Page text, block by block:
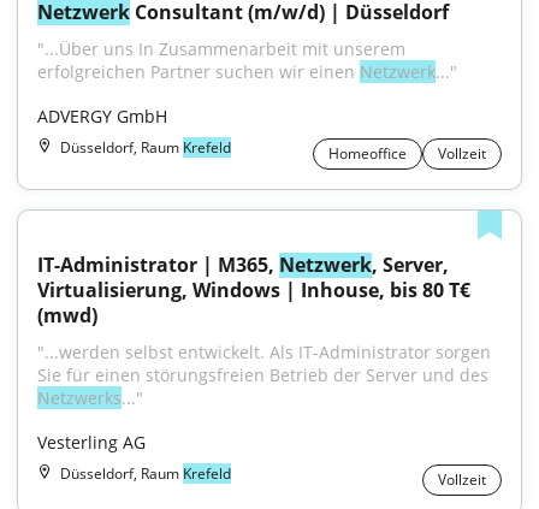
Netzwerk Consultant (m/w/d) | Düsseldorf
"...Über uns In Zusammenarbeit mit unserem
erfolgreichen Partner suchen wir einen Netzwerk..."
ADVERGY GmbH
Düsseldorf, Raum Krefeld Homeoffice Vollzeit
IT-Administrator | M365, Netzwerk, Server,
Virtualisierung, Windows | Inhouse, bis 80 T€
(mwd)
"...werden selbst entwickelt. Als IT-Administrator sorgen
Netzwerks..."
Vesterling AG
Düsseldorf, Raum Krefeld Vollzeit